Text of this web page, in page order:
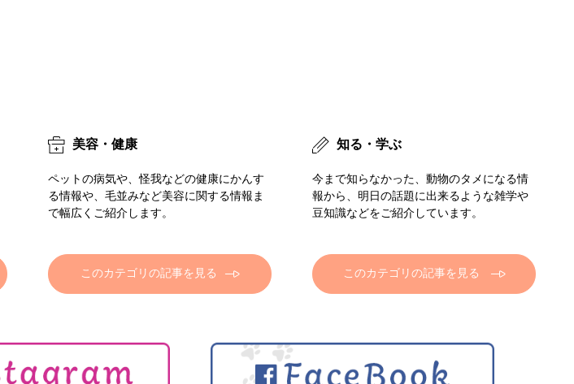
美容・健康
ペットの病気や、怪我などの健康にかんす
る情報や、毛並みなど美容に関する情報ま
で幅広くご紹介します。
このカテゴリの記事を見る
知る・学ぶ
今まで知らなかった、動物のタメになる情
報から、明日の話題に出来るような雑学や
豆知識などをご紹介しています。
このカテゴリの記事を見る